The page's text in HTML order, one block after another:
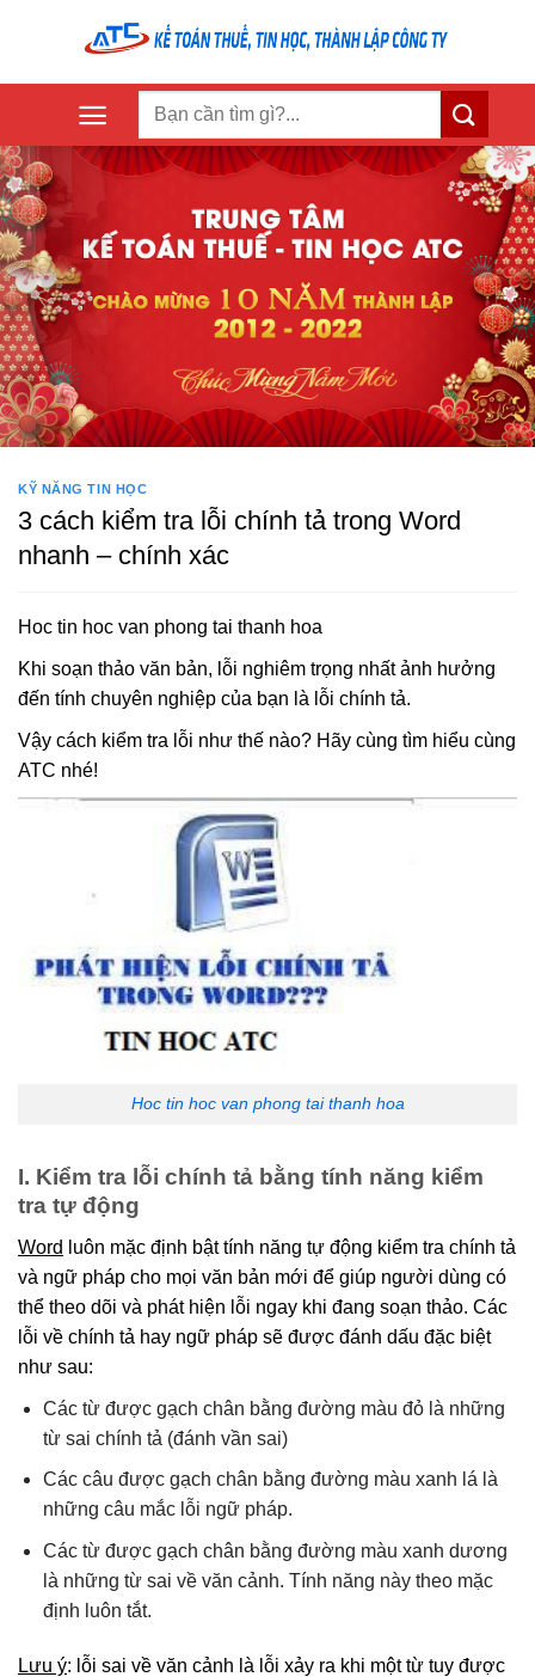
KỸ NĂNG TIN HỌC
3 cách kiểm tra lỗi chính tả trong Word
nhanh – chính xác
Hoc tin hoc van phong tai thanh hoa
Khi soạn thảo văn bản, lỗi nghiêm trọng nhất ảnh hưởng
đến tính chuyên nghiệp của bạn là lỗi chính tả.
Vậy cách kiểm tra lỗi như thế nào? Hãy cùng tìm hiểu cùng
ATC nhé!
Hoc tin hoc van phong tai thanh hoa
I. Kiểm tra lỗi chính tả bằng tính năng kiểm
tra tự động
Word
luôn mặc định bật tính năng tự động kiểm tra chính tả
và ngữ pháp cho mọi văn bản mới để giúp người dùng có
thể theo dõi và phát hiện lỗi ngay khi đang soạn thảo. Các
lỗi về chính tả hay ngữ pháp sẽ được đánh dấu đặc biệt
như sau:
Các từ được gạch chân bằng đường màu đỏ là những
từ sai chính tả (đánh vần sai)
Các câu được gạch chân bằng đường màu xanh lá là
những câu mắc lỗi ngữ pháp.
Các từ được gạch chân bằng đường màu xanh dương
là những từ sai về văn cảnh. Tính năng này theo mặc
định luôn tắt.
Lưu ý: lỗi sai về văn cảnh là lỗi xảy ra khi một từ tuy được